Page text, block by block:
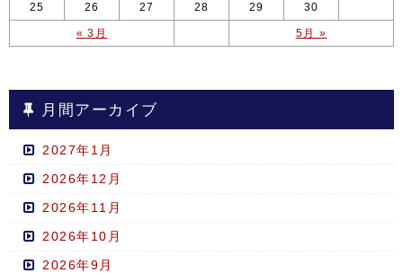
« 3月 5月 »
25 26 27 28 29 30
月間アーカイブ
2027年1月
2026年12月
2026年11月
2026年10月
2026年9月